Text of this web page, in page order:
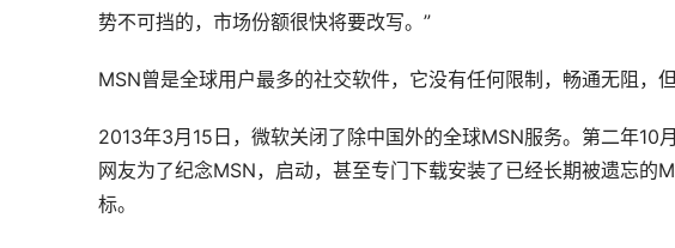
势不可挡的，市场份额很快将要改写。”
MSN曾是全球用户最多的社交软件，它没有任何限制，畅通无阻，但
2013年3月15日，微软关闭了除中国外的全球MSN服务。第二年10
网友为了纪念MSN，启动，甚至专门下载安装了已经长期被遗忘的
标。